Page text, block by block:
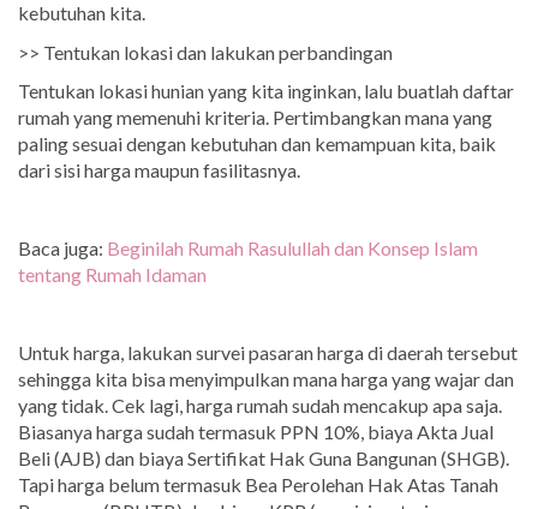
kebutuhan kita.
>> Tentukan lokasi dan lakukan perbandingan
Tentukan lokasi hunian yang kita inginkan, lalu buatlah daftar
rumah yang memenuhi kriteria. Pertimbangkan mana yang
paling sesuai dengan kebutuhan dan kemampuan kita, baik
dari sisi harga maupun fasilitasnya.
Baca juga: Beginilah Rumah Rasulullah dan Konsep Islam
tentang Rumah Idaman
Untuk harga, lakukan survei pasaran harga di daerah tersebut
sehingga kita bisa menyimpulkan mana harga yang wajar dan
yang tidak. Cek lagi, harga rumah sudah mencakup apa saja.
Biasanya harga sudah termasuk PPN 10%, biaya Akta Jual
Beli (AJB) dan biaya Sertifikat Hak Guna Bangunan (SHGB).
Tapi harga belum termasuk Bea Perolehan Hak Atas Tanah